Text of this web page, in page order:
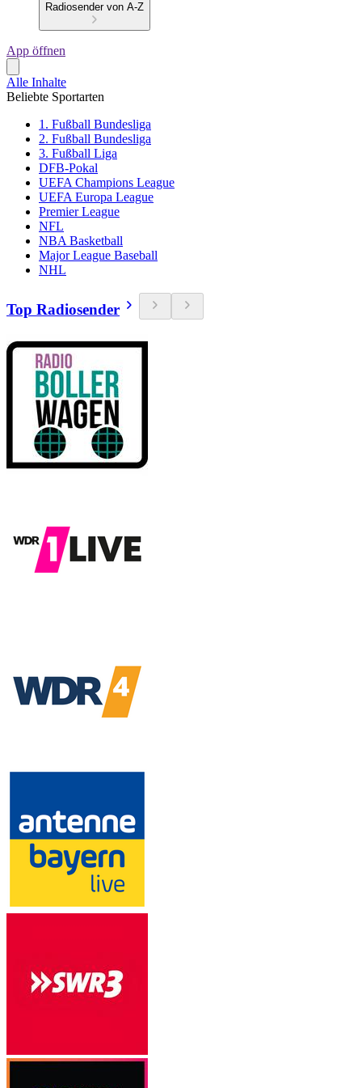
Radiosender von A-Z
App öffnen
Alle Inhalte
Beliebte Sportarten
1. Fußball Bundesliga
2. Fußball Bundesliga
3. Fußball Liga
DFB-Pokal
UEFA Champions League
UEFA Europa League
Premier League
NFL
NBA Basketball
Major League Baseball
NHL
Top Radiosender